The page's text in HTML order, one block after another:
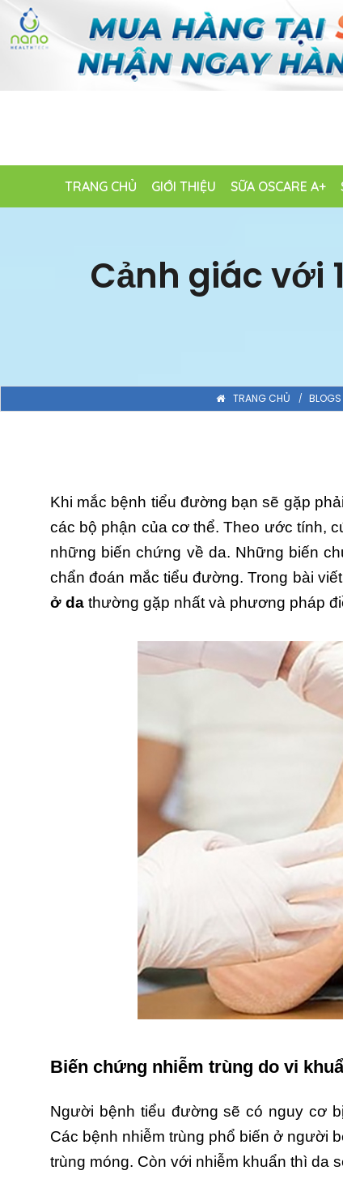
TRANG CHỦ GIỚI THIỆU SỮA OSCARE A+
Cảnh giác với
TRANG CHỦ BLOGS
Khi mắc bệnh tiểu đường bạn sẽ gặp
các bộ phận của cơ thể. Theo ước tính,
những biến chứng về da. Những biến
chẩn đoán mắc tiểu đường. Trong bài
ở da thường gặp nhất và phương pháp
Biến chứng nhiễm trùng do vi
Người bệnh tiểu đường sẽ có nguy cơ
Các bệnh nhiễm trùng phổ biến ở người
trùng móng. Còn với nhiễm khuẩn thì da